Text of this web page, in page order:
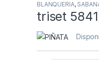
BLANQUERIA,
triset